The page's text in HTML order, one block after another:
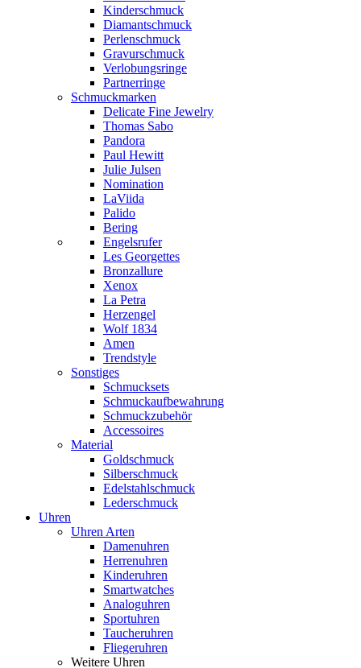
Kinderschmuck
Diamantschmuck
Perlenschmuck
Gravurschmuck
Verlobungsringe
Partnerringe
Schmuckmarken
Delicate Fine Jewelry
Thomas Sabo
Pandora
Paul Hewitt
Julie Julsen
Nomination
LaViida
Palido
Bering
Engelsrufer
Les Georgettes
Bronzallure
Xenox
La Petra
Herzengel
Wolf 1834
Amen
Trendstyle
Sonstiges
Schmucksets
Schmuckaufbewahrung
Schmuckzubehör
Accessoires
Material
Goldschmuck
Silberschmuck
Edelstahlschmuck
Lederschmuck
Uhren
Uhren Arten
Damenuhren
Herrenuhren
Kinderuhren
Smartwatches
Analoguhren
Sportuhren
Taucheruhren
Fliegeruhren
Weitere Uhren